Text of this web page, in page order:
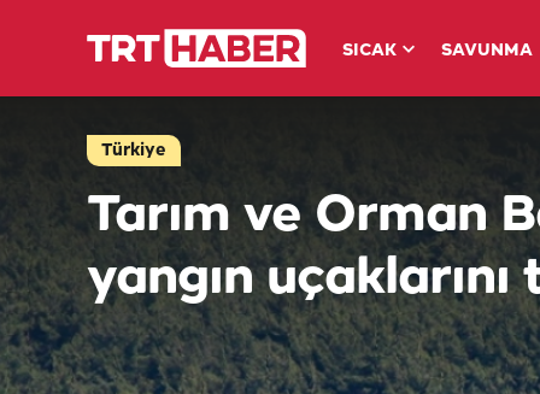
SICAK SAVUNMA
Türkiye
Tarım ve Orman
yangın uçaklarını